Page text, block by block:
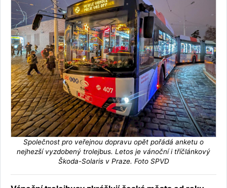
Společnost pro veřejnou dopravu opět pořádá anketu o
nejhezší vyzdobený trolejbus. Letos je vánoční i tříčlánkový
Škoda-Solaris v Praze. Foto SPVD